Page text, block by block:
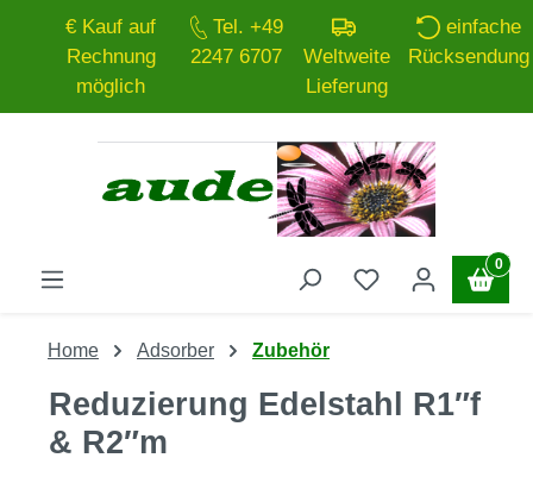
Zum Hauptinhalt springen
€ Kauf auf
Rechnung
möglich
Tel. +49
2247 6707
Weltweite
Lieferung
einfache
Rücksendung
0
Home Adsorber Zubehör
Reduzierung Edelstahl R1″f
& R2″m